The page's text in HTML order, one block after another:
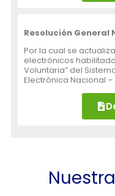
Resolución General
Por la cual se
electrónicos
Voluntaria” del
Electrónica Nacional –